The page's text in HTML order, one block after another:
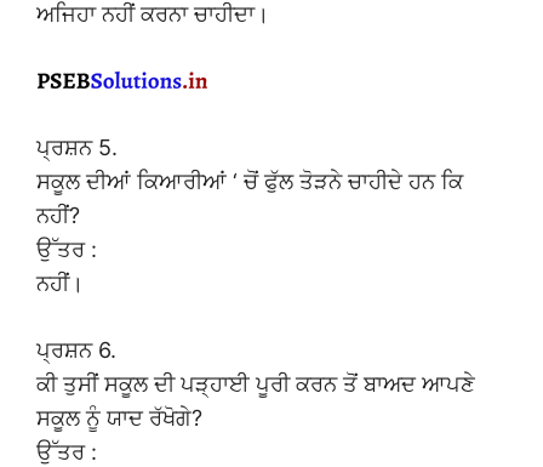
ਅਜਿਹਾ ਨਹੀਂ ਕਰਨਾ ਚਾਹੀਦਾ।
ਪ੍ਰਸ਼ਨ 5.
ਸਕੂਲ ਦੀਆਂ ਕਿਆਰੀਆਂ ‘ ਚੋਂ ਫੁੱਲ ਤੋੜਨੇ ਚਾਹੀਦੇ ਹਨ ਕਿ
ਨਹੀਂ?
ਉੱਤਰ :
ਨਹੀਂ।
ਪ੍ਰਸ਼ਨ 6.
ਕੀ ਤੁਸੀਂ ਸਕੂਲ ਦੀ ਪੜ੍ਹਾਈ ਪੂਰੀ ਕਰਨ ਤੋਂ ਬਾਅਦ ਆਪਣੇ
ਸਕੂਲ ਨੂੰ ਯਾਦ ਰੱਖੋਗੇ?
ਉੱਤਰ :